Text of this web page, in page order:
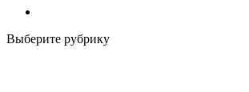
Выберите рубрику